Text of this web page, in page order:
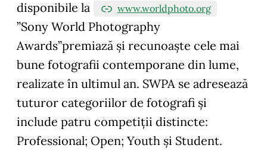
disponibile la
www.worldphoto.org
”Sony World Photography
Awards”premiază și recunoaște cele mai
bune fotografii contemporane din lume,
realizate în ultimul an. SWPA se adresează
tuturor categoriilor de fotografi și
include patru competiții distincte:
Professional; Open; Youth și Student.